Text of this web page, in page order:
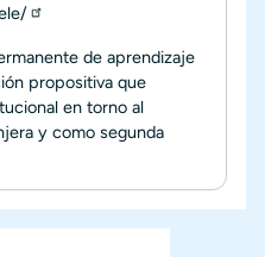
de aprendizaje
propositiva que
en torno al
y como segunda